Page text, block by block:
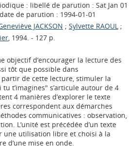
: libellé de parution : Sat Jan 01
de parution : 1994-01-01
JACKSON ;Sylvette RAOUL ;
, 1994. - 127 p.
objectif d’encourager la lecture des
tôt que possible dans
partir de cette lecture, stimuler la
t’imagines" s’articule autour de 4
4 manières d’explorer le texte
correspondent aux démarches
communicatives : observation,
L’unité est précédée d’un texte
une utilisation libre et choisi à la
d’une mise en onde.